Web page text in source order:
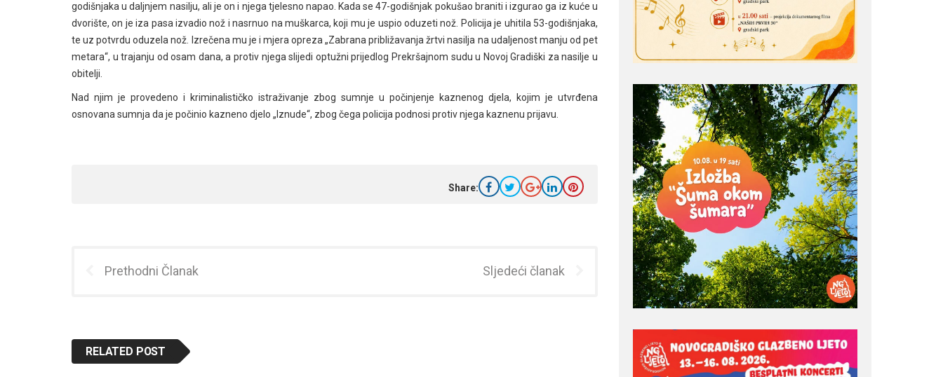
godišnjaka u daljnjem nasilju, ali je on i njega tjelesno napao. Kada se 47-godišnjak pokušao braniti i izgurao ga iz kuće u
dvorište, on je iza pasa izvadio nož i nasrnuo na muškarca, koji mu je uspio oduzeti nož. Policija je uhitila 53-godišnjaka,
te uz potvrdu oduzela nož. Izrečena mu je i mjera opreza „Zabrana približavanja žrtvi nasilja na udaljenost manju od pet
metara“, u trajanju od osam dana, a protiv njega slijedi optužni prijedlog Prekršajnom sudu u Novoj Gradiški za nasilje u
obitelji.
Nad njim je provedeno i kriminalističko istraživanje zbog sumnje u počinjenje kaznenog djela, kojim je utvrđena
osnovana sumnja da je počinio kazneno djelo „Iznude“, zbog čega policija podnosi protiv njega kaznenu prijavu.
Share:
Prethodni Članak Sljedeći članak
RELATED POST